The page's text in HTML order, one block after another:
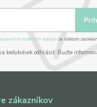
osobných údajov za účelom
kedykoľvek odhlásiť. Buďte
zákazníkov